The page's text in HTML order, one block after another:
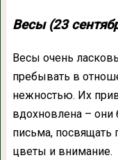
Весы (23
Весы очень
пребывать в
нежностью. Их
вдохновлена ​​–
письма, посвящать
цветы и внимание.